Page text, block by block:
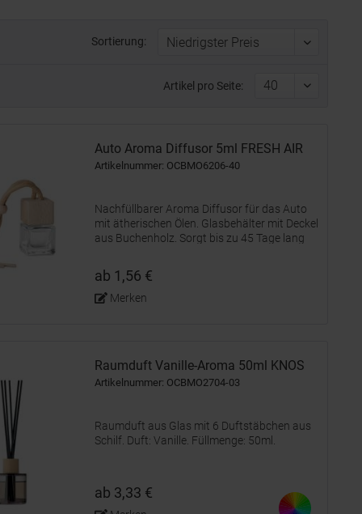
Sortierung:
Artikel pro Seite:
Auto Aroma Diffusor 5ml FRESH AIR
Artikelnummer: OCBMO6206-40
Nachfüllbarer Aroma Diffusor für das Auto
mit ätherischen Ölen. Glasbehälter mit Deckel
aus Buchenholz. Sorgt bis zu 45 Tage lang
Füllmenge: 5 ml.
ab 1,56 €
Merken
Raumduft Vanille-Aroma 50ml KNOS
Artikelnummer: OCBMO2704-03
Raumduft aus Glas mit 6 Duftstäbchen aus
Schilf. Duft: Vanille. Füllmenge: 50ml.
ab 3,33 €